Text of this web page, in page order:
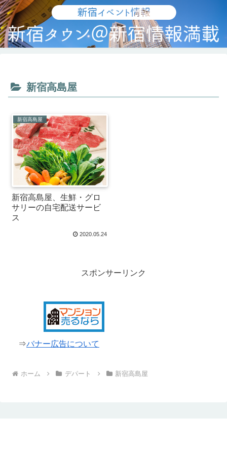
新宿高島屋
新宿高島屋
新宿高島屋、生鮮・グロ
サリーの自宅配送サービ
ス
2020.05.24
スポンサーリンク
⇒バナー広告について
ホーム デパート 新宿高島屋